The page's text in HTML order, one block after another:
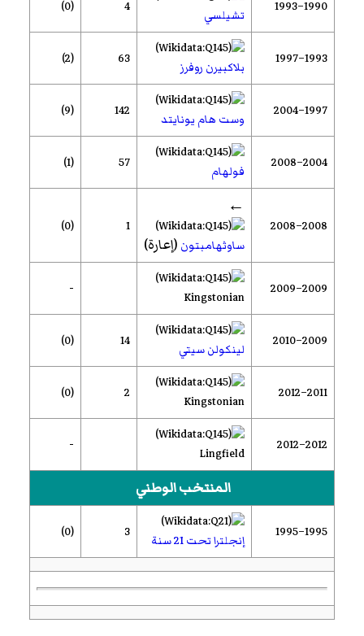
1990–1993
تشيلسي
4
(0)
1993–1997
بلاكبيرن روفرز
63
(2)
1997–2004
وست هام يونايتد
142
(9)
2004–2008
فولهام
57
(1)
2008–2008
←
ساوثهامبتون (إعارة)
1
(0)
2009–2009
Kingstonian
-
2009–2010
لينكولن سيتي
14
(0)
2011–2012
Kingstonian
2
(0)
2012–2012
Lingfield
-
المنتخب الوطني
1995–1995
إنجلترا تحت 21 سنة
3
(0)